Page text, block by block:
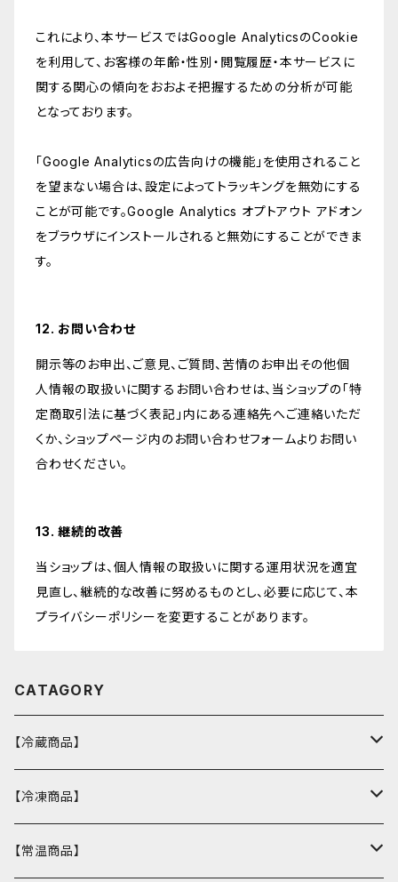
これにより、本サービスではGoogle AnalyticsのCookie
を利用して、お客様の年齢・性別・閲覧履歴・本サービスに
関する関心の傾向をおおよそ把握するための分析が可能
となっております。
「Google Analyticsの広告向けの機能」を使用されること
を望まない場合は、設定によってトラッキングを無効にする
ことが可能です。Google Analytics オプトアウト アドオン
をブラウザにインストールされると無効にすることができま
す。
12. お問い合わせ
開示等のお申出、ご意見、ご質問、苦情のお申出その他個
人情報の取扱いに関するお問い合わせは、当ショップの「特
定商取引法に基づく表記」内にある連絡先へご連絡いただ
くか、ショップページ内のお問い合わせフォームよりお問い
合わせください。
13. 継続的改善
当ショップは、個人情報の取扱いに関する運用状況を適宜
見直し、継続的な改善に努めるものとし、必要に応じて、本
プライバシーポリシーを変更することがあります。
CATAGORY
【冷蔵商品】
バスクチーズケーキ
ウィークエンドシトロン
【冷凍商品】
カヌレ
【常温商品】